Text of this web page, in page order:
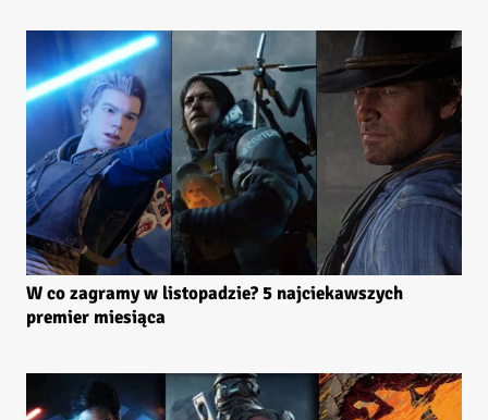
W co zagramy w listopadzie? 5 najciekawszych
premier miesiąca